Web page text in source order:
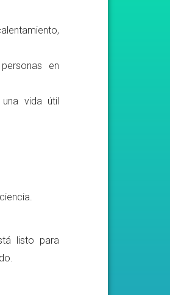
en
vida útil
listo para